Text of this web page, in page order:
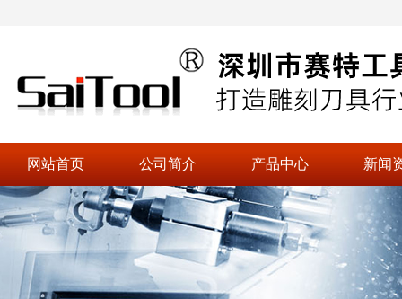
网站首页 公司简介 产品中心 新闻